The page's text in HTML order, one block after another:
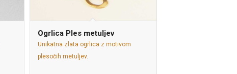
Ogrlica Ples metuljev
Unikatna zlata ogrlica z motivom
plesočih metuljev.